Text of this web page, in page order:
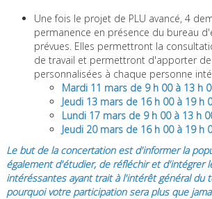
Une fois le projet de PLU avancé, 4
permanence en présence du bureau
prévues. Elles permettront la
de travail et permettront d'apporter
personnalisées à chaque personne
Mardi 11 mars de 9 h 00 à 13 h
Jeudi 13 mars de 16 h 00 à 19 h
Lundi 17 mars de 9 h 00 à 13 h
Jeudi 20 mars de 16 h 00 à 19 h
Le but de la concertation est d'informer la
également d'étudier, de réfléchir et d'intégrer
intéréssantes ayant trait à l'intérêt général du
pourquoi votre participation sera plus que